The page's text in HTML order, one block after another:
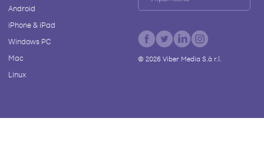
Android
iPhone & iPad
Windows PC
Mac
Linux
© 2026Viber Media S.à r.l.